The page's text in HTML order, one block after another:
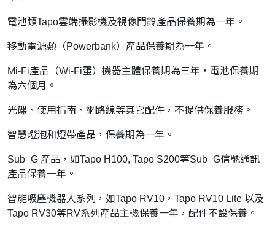
電池類Tapo雲端攝影機及視像門鈴產品保養期為一年。
移動電源類（Powerbank）產品保養期為一年。
Mi-Fi產品（Wi-Fi蛋）機器主體保養期為三年，電池保養期
為六個月。
光碟、使用指南、網路線等其它配件，不提供保養服務。
智慧燈泡和燈帶產品，保養期為一年。
Sub_G 產品，如Tapo H100, Tapo S200等Sub_G信號通訊
產品保養一年。
智能吸塵機器人系列，如Tapo RV10，Tapo RV10 Lite 以及
Tapo RV30等RV系列產品主機保養一年，配件不設保養。